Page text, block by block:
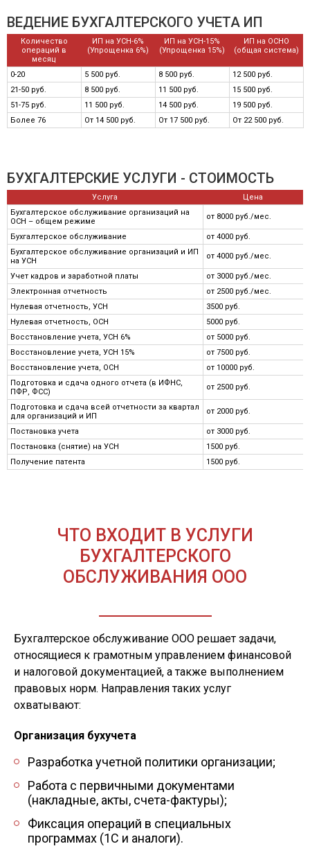
ВЕДЕНИЕ БУХГАЛТЕРСКОГО УЧЕТА ИП
Количество
операций в
месяц
ИП на УСН-6%
(Упрощенка 6%)
ИП на УСН-15%
(Упрощенка 15%)
ИП на ОСНО
(общая система)
0-20 5 500 руб. 8 500 руб.
12 500 руб.
21-50 руб.
8 500 руб. 11 500 руб.
15 500 руб.
51-75 руб.
11 500 руб. 14 500 руб.
19 500 руб.
Более 76
От 14 500 руб. От 17 500 руб. От 22 500 руб.
БУХГАЛТЕРСКИЕ УСЛУГИ - СТОИМОСТЬ
Услуга
Цена
Бухгалтерское обслуживание организаций на
ОСН – общем режиме
от 8000 руб./мес.
Бухгалтерское обслуживание
от 4000 руб.
Бухгалтерское обслуживание организаций и ИП
на УСН
от 4000 руб./мес.
Учет кадров и заработной платы
от 3000 руб./мес.
Электронная отчетность
от 2500 руб./мес.
Нулевая отчетность, УСН
3500 руб.
Нулевая отчетность, ОСН
5000 руб.
Восстановление учета, УСН 6%
от 5000 руб.
Восстановление учета, УСН 15%
от 7500 руб.
Восстановление учета, ОСН
от 10000 руб.
Подготовка и сдача одного отчета (в ИФНС,
ПФР, ФСС)
от 2500 руб.
Подготовка и сдача всей отчетности за квартал
для организаций и ИП
от 2000 руб.
Постановка учета
от 3000 руб.
Постановка (снятие) на УСН
1500 руб.
Получение патента
1500 руб.
ЧТО ВХОДИТ В УСЛУГИ
БУХГАЛТЕРСКОГО
ОБСЛУЖИВАНИЯ ООО
Бухгалтерское обслуживание ООО решает задачи,
относящиеся к грамотным управлением финансовой
и налоговой документацией, а также выполнением
правовых норм. Направления таких услуг
охватывают:
Организация бухучета
Разработка учетной политики организации;
Работа с первичными документами
(накладные, акты, счета-фактуры);
Фиксация операций в специальных
программах (1С и аналоги).